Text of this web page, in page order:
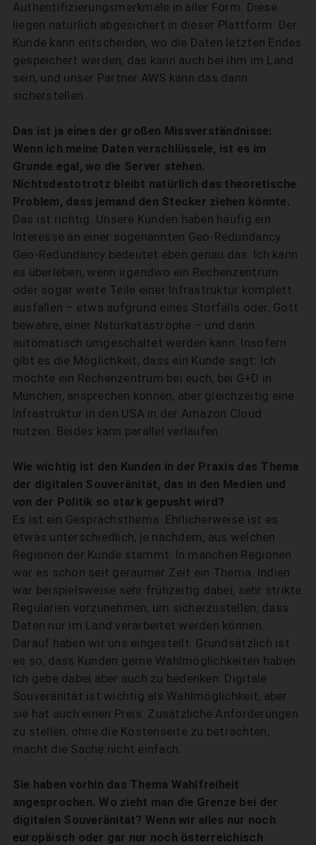
Authentifizierungsmerkmale in aller Form. Diese
liegen natürlich abgesichert in dieser Plattform. Der
Kunde kann entscheiden, wo die Daten letzten Endes
gespeichert werden; das kann auch bei ihm im Land
sein, und unser Partner AWS kann das dann
sicherstellen.
Das ist ja eines der großen Miss­verständnisse:
Wenn ich meine Daten verschlüssele, ist es im
Grunde egal, wo die Server stehen.
Nichtsdestotrotz bleibt natürlich das theore­tische
Problem, dass jemand den ­Stecker ziehen könnte.
Das ist richtig. Unsere Kunden haben häufig ein
Interesse an einer sogenannten Geo-Redundancy.
Geo-Redundancy bedeutet eben genau das: Ich kann
es überleben, wenn irgendwo ein Rechenzentrum
oder sogar weite Teile einer Infrastruktur komplett
ausfallen – etwa aufgrund eines Störfalls oder, Gott
bewahre, einer Naturkatastrophe – und dann
automatisch umgeschaltet werden kann. Insofern
gibt es die Möglichkeit, dass ein Kunde sagt: Ich
möchte ein Rechenzentrum bei euch, bei G+D in
München, ansprechen können, aber gleichzeitig eine
Infrastruktur in den USA in der Amazon Cloud
nutzen. Beides kann parallel verlaufen.
Wie wichtig ist den Kunden in der ­Praxis das Thema
der digitalen Souveränität, das in den Medien und
von der Politik so stark gepusht wird?
Es ist ein Gesprächsthema. Ehrlicherweise ist es
etwas unterschiedlich, je nachdem, aus welchen
Regionen der Kunde stammt. In manchen Regio­nen
war es schon seit geraumer Zeit ein Thema. Indien
war beispielsweise sehr frühzeitig dabei, sehr strikte
Regularien vorzunehmen, um sicherzustellen, dass
Daten nur im Land verarbeitet werden können.
Darauf haben wir uns eingestellt. Grundsätzlich ist
es so, dass Kunden gerne Wahlmöglichkeiten haben.
Ich gebe dabei aber auch zu bedenken: Digitale
Souveränität ist wichtig als Wahlmöglichkeit, aber
sie hat auch einen Preis. Zusätzliche Anforderungen
zu stellen, ohne die Kostenseite zu betrachten,
macht die Sache nicht einfach.
Sie haben vorhin das Thema Wahlfreiheit
angesprochen. Wo zieht man die Grenze bei der
digitalen Souveränität? Wenn wir alles nur noch
euro­päisch oder gar nur noch österreichisch